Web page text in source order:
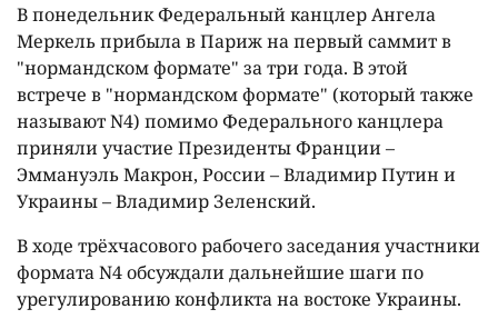
В понедельник Федеральный канцлер Ангела
Меркель прибыла в Париж на первый саммит в
"нормандском формате" за три года. В этой
встрече в "нормандском формате" (который также
называют N4) помимо Федерального канцлера
приняли участие Президенты Франции –
Эммануэль Макрон, России – Владимир Путин и
Украины – Владимир Зеленский.
В ходе трёхчасового рабочего заседания участники
формата N4 обсуждали дальнейшие шаги по
урегулированию конфликта на востоке Украины.